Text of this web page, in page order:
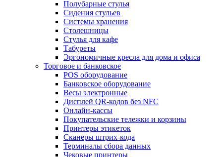
Полубарные стулья
Сидения стульев
Системы хранения
Столешницы
Стулья для кафе
Табуреты
Эргономичные кресла для дома и офиса
Торговое и банковское
POS оборудование
Банковское оборудование
Весы электронные
Дисплей QR-кодов без NFC
Онлайн-кассы
Покупательские тележки и корзины
Принтеры этикеток
Сканеры штрих-кода
Терминалы сбора данных
Чековые принтеры